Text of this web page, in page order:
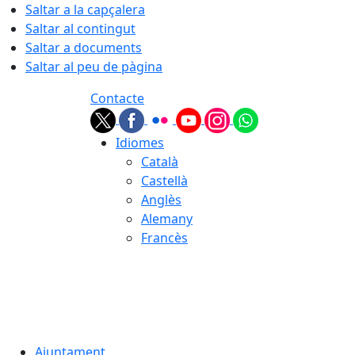
Saltar a la capçalera
Saltar al contingut
Saltar a documents
Saltar al peu de pàgina
Contacte
Idiomes
Català
Castellà
Anglès
Alemany
Francès